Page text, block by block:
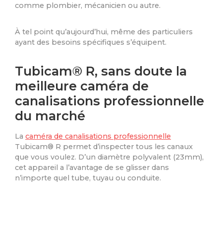
comme plombier, mécanicien ou autre.
À tel point qu’aujourd’hui, même des particuliers
ayant des besoins spécifiques s’équipent.
Tubicam® R, sans doute la
meilleure caméra de
canalisations professionnelle
du marché
La caméra de canalisations professionnelle
Tubicam® R permet d’inspecter tous les canaux
que vous voulez. D’un diamètre polyvalent (23mm),
cet appareil a l’avantage de se glisser dans
n’importe quel tube, tuyau ou conduite.